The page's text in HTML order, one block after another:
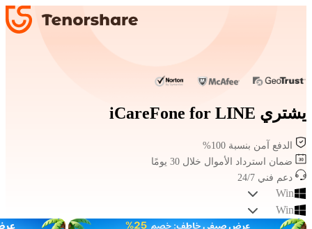
يشتري iCareFone for LINE
الدفع آمن بنسبة 100%
ضمان استرداد الأموال خلال 30 يومًا
دعم فني 24/7
Win
Win